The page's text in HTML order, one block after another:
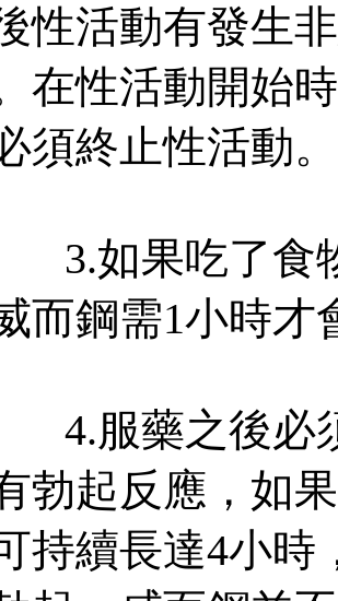
性活動有發生
在性活動開始
須終止性活動。
果吃了食物
而鋼需1小時
藥之後必須
勃起反應，如
持續長達4小時